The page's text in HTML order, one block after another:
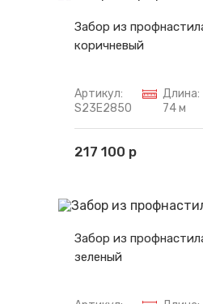
Забор из
коричневый
Артикул:
S23E2850
Длина:
74 м
217 100 р
Забор из
зеленый